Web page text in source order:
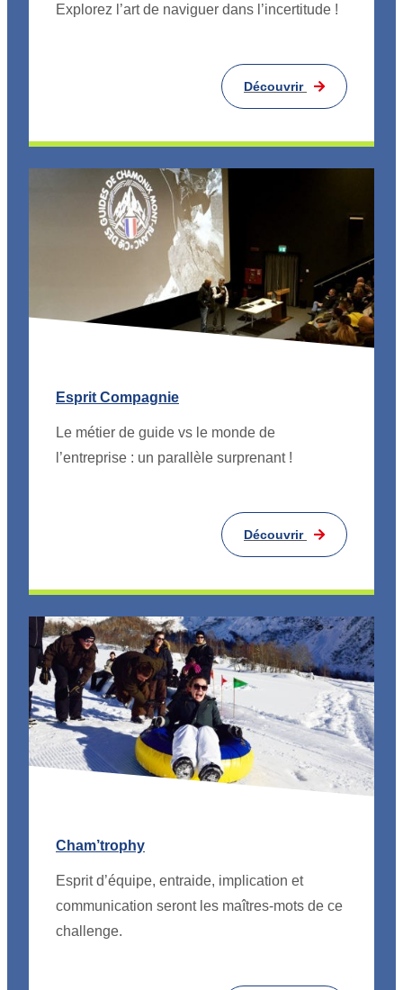
Explorez l’art de naviguer dans l’incertitude !
Découvrir
Esprit Compagnie
Le métier de guide vs le monde de
l’entreprise : un parallèle surprenant !
Découvrir
Cham’trophy
Esprit d’équipe, entraide, implication et
communication seront les maîtres-mots de ce
challenge.